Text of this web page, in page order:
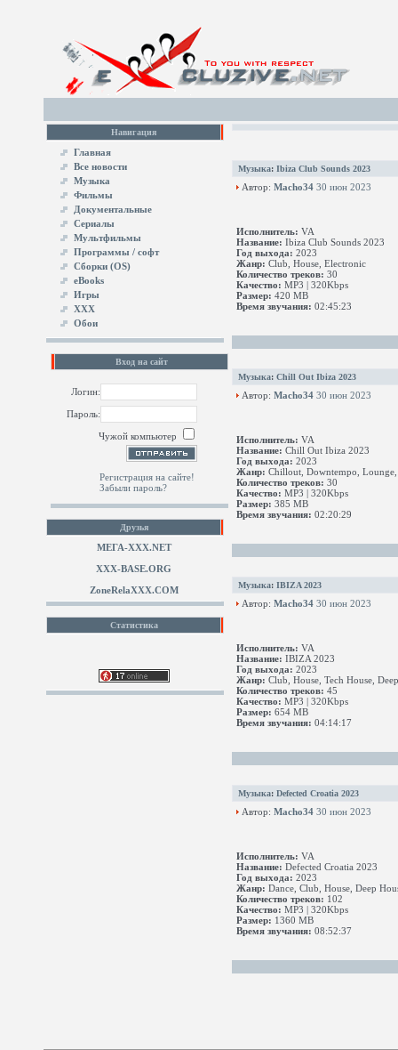
Навигация
Главная
Все новости
Музыка
Фильмы
Документальные
Сериалы
Мультфильмы
Программы / софт
Сборки (OS)
eBooks
Игры
XXX
Обои
Вход на сайт
Логин:
Пароль:
Чужой компьютер
Регистрация на сайте!
Забыли пароль?
Друзья
МЕГА-ХХХ.NET
XXX-BASE.ORG
ZoneRelaXXX.COM
Статистика
Музыка: Ibiza Club Sounds 2023
Автор: Macho34 30 июн 2023
Исполнитель: VA
Название: Ibiza Club Sounds 2023
Год выхода: 2023
Жанр: Club, House, Electronic
Количество треков: 30
Качество: MP3 | 320Kbps
Размер: 420 MB
Время звучания: 02:45:23
Музыка: Chill Out Ibiza 2023
Автор: Macho34 30 июн 2023
Исполнитель: VA
Название: Chill Out Ibiza 2023
Год выхода: 2023
Жанр: Chillout, Downtempo, Lounge,
Количество треков: 30
Качество: MP3 | 320Kbps
Размер: 385 MB
Время звучания: 02:20:29
Музыка: IBIZA 2023
Автор: Macho34 30 июн 2023
Исполнитель: VA
Название: IBIZA 2023
Год выхода: 2023
Жанр: Club, House, Tech House,
Количество треков: 45
Качество: MP3 | 320Kbps
Размер: 654 MB
Время звучания: 04:14:17
Музыка: Defected Croatia 2023
Автор: Macho34 30 июн 2023
Исполнитель: VA
Название: Defected Croatia 2023
Год выхода: 2023
Жанр: Dance, Club, House, Deep
Количество треков: 102
Качество: MP3 | 320Kbps
Размер: 1360 MB
Время звучания: 08:52:37